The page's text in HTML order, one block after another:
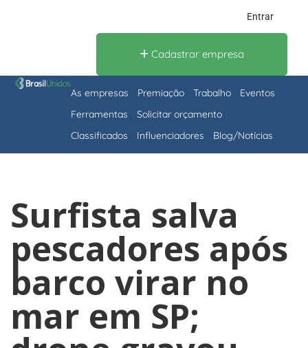
Entrar
Cadastrar empresa
As empresas Premiação Trabalho
Eventos
Ferramentas
Solicitar orçamento
Classificados
Influenciadores Blog/Notícias
Surfista salva
pescadores após
barco virar no
mar em SP;